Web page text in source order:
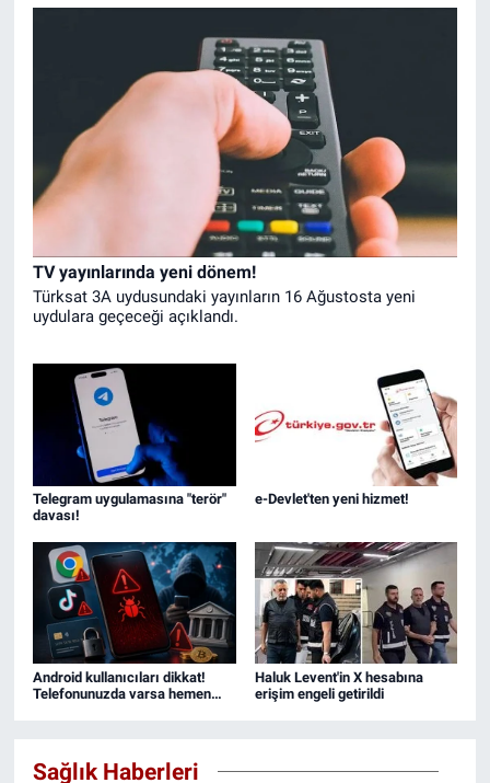
TV yayınlarında yeni dönem!
Türksat 3A uydusundaki yayınların 16 Ağustosta yeni
uydulara geçeceği açıklandı.
Telegram uygulamasına "terör"
davası!
e-Devlet'ten yeni hizmet!
Android kullanıcıları dikkat!
Telefonunuzda varsa hemen
Haluk Levent'in X hesabına
erişim engeli getirildi
Sağlık Haberleri